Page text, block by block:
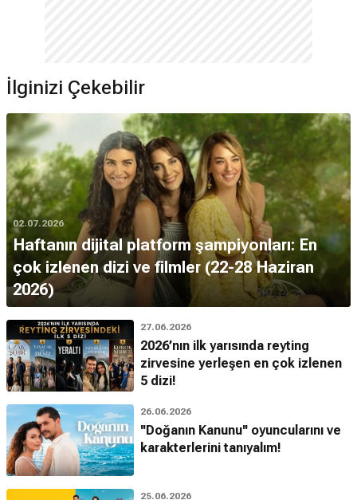
İlginizi Çekebilir
02.07.2026
Haftanın dijital platform şampiyonları: En
çok izlenen dizi ve filmler (22-28 Haziran
2026)
27.06.2026
2026’nın ilk yarısında reyting
zirvesine yerleşen en çok izlenen
5 dizi!
26.06.2026
''Doğanın Kanunu'' oyuncularını ve
karakterlerini tanıyalım!
25.06.2026